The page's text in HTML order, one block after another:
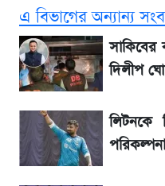
বাংলাদেশ নিয়ে যা
২ লাখ মানুষ
হাসিনাকে! এরপর যা
আগামী ৪ দিনের
এ বিভাগের অন্যান্য
সাকিবের
দিলীপ
লিটনকে
পরিকল্পনা